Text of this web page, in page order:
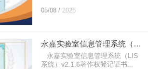
05/08 / 2025
永嘉实验室信息管理系统（LIS系统）v2.1.6著作权登记证书
永嘉实验室信息管理系统（LIS
系统）v2.1.6著作权登记证书...